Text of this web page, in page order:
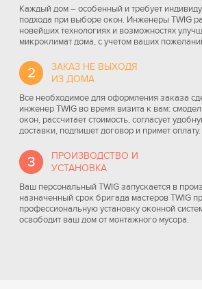
Каждый дом – особенный и требует
подхода при выборе окон. Инженеры TWIG
новейших технологиях и возможностях
микроклимат дома, с учетом ваших
2
ЗАКАЗ НЕ ВЫХОДЯ
ИЗ ДОМА
Все необходимое для оформления заказа
инженер TWIG во время визита к вам:
окон, рассчитает стоимость, согласует
доставки, подпишет договор и примет оплату.
3
ПРОИЗВОДСТВО И
УСТАНОВКА
Ваш персональный TWIG запускается в
назначенный срок бригада мастеров TWIG
профессиональную установку оконной
освободит ваш дом от монтажного мусора.